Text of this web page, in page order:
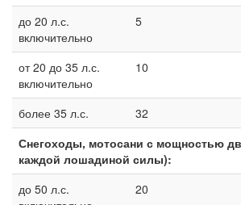
до 20 л.с.
включительно
5
от 20 до 35 л.с.
включительно
10
более 35 л.с.
32
Снегоходы, мотосани с мощностью
каждой лошадиной силы):
до 50 л.с.
20